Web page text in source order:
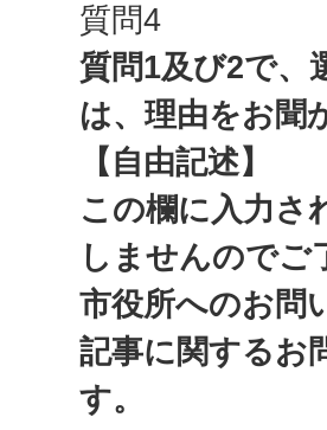
質問4
質問1及び2で、
は、理由をお聞
【自由記述】
この欄に入力さ
しませんのでご
市役所へのお問
記事に関するお
す。